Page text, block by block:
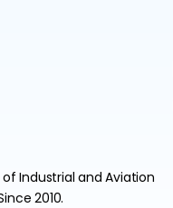
Industrial and Aviation
2010.